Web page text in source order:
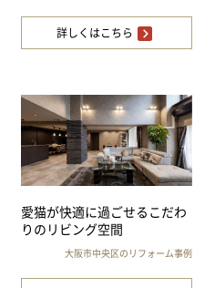
詳しくはこちら
愛猫が快適に過ごせるこだわ
りのリビング空間
大阪市中央区のリフォーム事例